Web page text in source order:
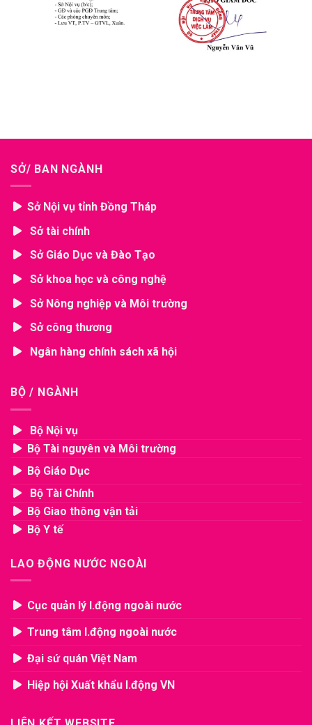
SỞ/ BAN NGÀNH
Sở Nội vụ tỉnh Đồng Tháp
Sở tài chính
Sở Giáo Dục và Đào Tạo
Sở khoa học và công nghệ
Sở Nông nghiệp và Môi trường
Sở công thương
Ngân hàng chính sách xã hội
BỘ / NGÀNH
Bộ Nội vụ
Bộ Tài nguyên và Môi trường
Bộ Giáo Dục
Bộ Tài Chính
Bộ Giao thông vận tải
Bộ Y tế
LAO ĐỘNG NƯỚC NGOÀI
Cục quản lý l.động ngoài nước
Trung tâm l.động ngoài nước
Đại sứ quán Việt Nam
Hiệp hội Xuất khẩu l.động VN